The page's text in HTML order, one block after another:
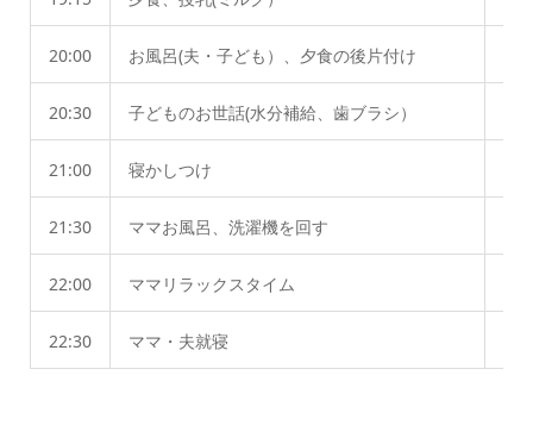
20:00 お風呂(夫・子ども）、夕食の後片付け
20:30 子どものお世話(水分補給、歯ブラシ）
21:00 寝かしつけ
21:30 ママお風呂、洗濯機を回す
22:00 ママリラックスタイム
22:30 ママ・夫就寝